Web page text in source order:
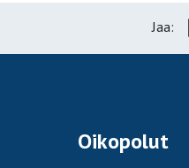
Jaa:
Oikopolut